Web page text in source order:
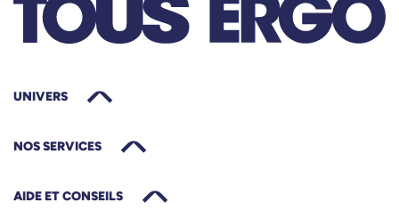
UNIVERS
NOS SERVICES
AIDE ET CONSEILS